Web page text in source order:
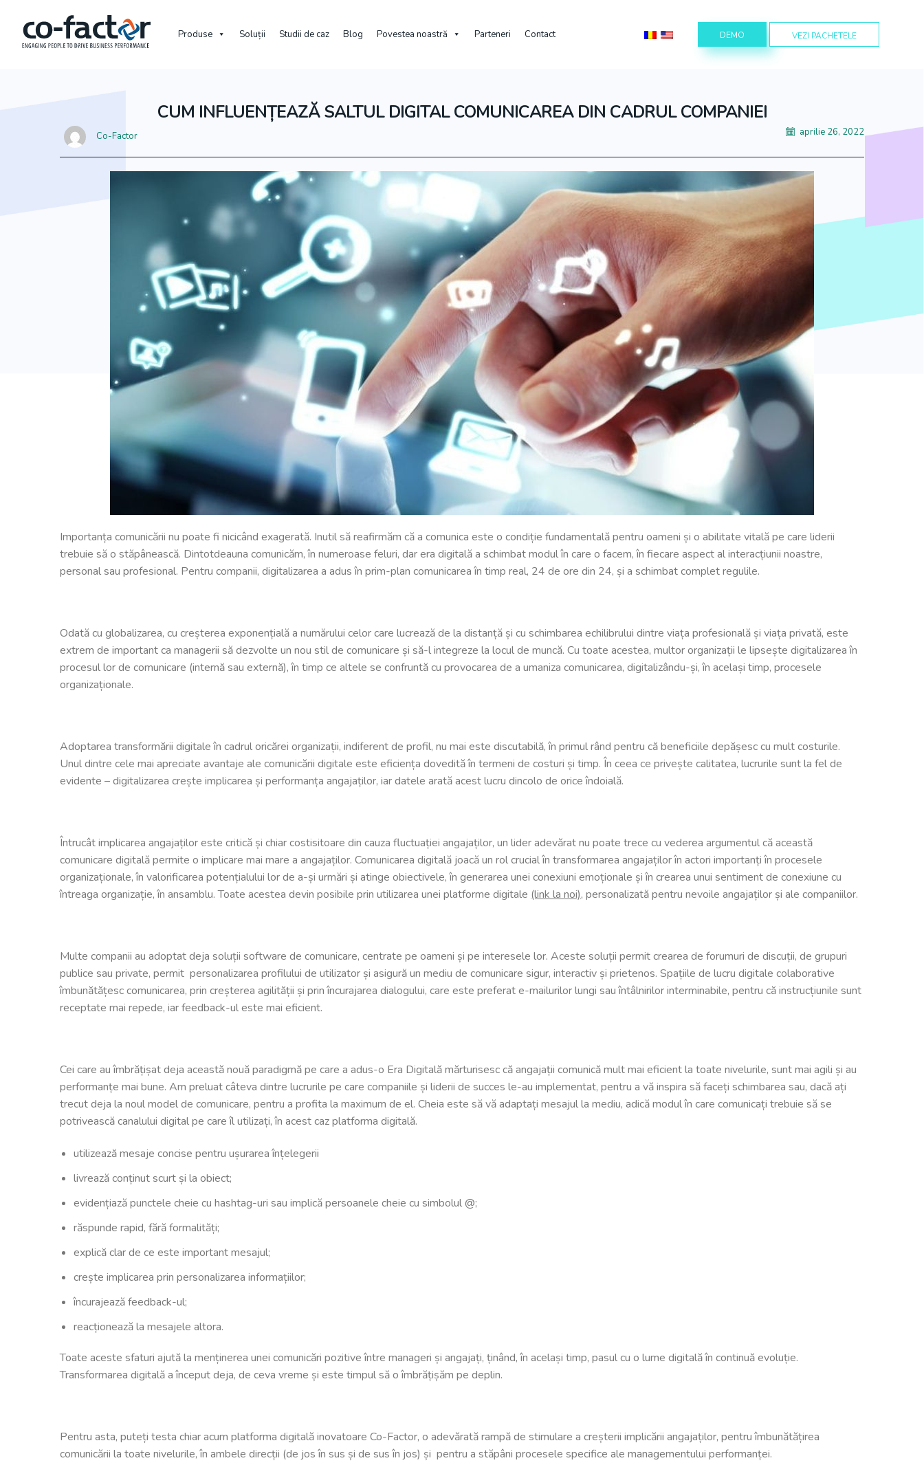
Produse Soluții Studii de caz Blog Povestea noastră Parteneri Contact DEMO VEZI PACHETELE
CUM INFLUENȚEAZĂ SALTUL DIGITAL COMUNICAREA DIN CADRUL COMPANIEI
Co-Factor aprilie 26, 2022
Importanța comunicării nu poate fi nicicând exagerată. Inutil să reafirmăm că a comunica este o condiție fundamentală pentru oameni și o abilitate vitală pe care liderii
trebuie să o stăpânească. Dintotdeauna comunicăm, în numeroase feluri, dar era digitală a schimbat modul în care o facem, în fiecare aspect al interacțiunii noastre,
personal sau profesional. Pentru companii, digitalizarea a adus în prim-plan comunicarea în timp real, 24 de ore din 24, și a schimbat complet regulile.
Odată cu globalizarea, cu creșterea exponențială a numărului celor care lucrează de la distanță și cu schimbarea echilibrului dintre viața profesională și viața privată, este
extrem de important ca managerii să dezvolte un nou stil de comunicare și să-l integreze la locul de muncă. Cu toate acestea, multor organizații le lipsește digitalizarea în
procesul lor de comunicare (internă sau externă), în timp ce altele se confruntă cu provocarea de a umaniza comunicarea, digitalizându-și, în același timp, procesele
organizaționale.
Adoptarea transformării digitale în cadrul oricărei organizații, indiferent de profil, nu mai este discutabilă, în primul rând pentru că beneficiile depășesc cu mult costurile.
Unul dintre cele mai apreciate avantaje ale comunicării digitale este eficiența dovedită în termeni de costuri și timp. În ceea ce privește calitatea, lucrurile sunt la fel de
evidente – digitalizarea crește implicarea și performanța angajaților, iar datele arată acest lucru dincolo de orice îndoială.
Întrucât implicarea angajaților este critică și chiar costisitoare din cauza fluctuației angajaților, un lider adevărat nu poate trece cu vederea argumentul că această
comunicare digitală permite o implicare mai mare a angajaților. Comunicarea digitală joacă un rol crucial în transformarea angajaților în actori importanți în procesele
organizaționale, în valorificarea potențialului lor de a-și urmări și atinge obiectivele, în generarea unei conexiuni emoționale și în crearea unui sentiment de conexiune cu
întreaga organizație, în ansamblu. Toate acestea devin posibile prin utilizarea unei platforme digitale (link la noi), personalizată pentru nevoile angajaților și ale companiilor.
Multe companii au adoptat deja soluții software de comunicare, centrate pe oameni și pe interesele lor. Aceste soluții permit crearea de forumuri de discuții, de grupuri
publice sau private, permit personalizarea profilului de utilizator și asigură un mediu de comunicare sigur, interactiv și prietenos. Spațiile de lucru digitale colaborative
îmbunătățesc comunicarea, prin creșterea agilității și prin încurajarea dialogului, care este preferat e-mailurilor lungi sau întâlnirilor interminabile, pentru că instrucțiunile sunt
receptate mai repede, iar feedback-ul este mai eficient.
Cei care au îmbrățișat deja această nouă paradigmă pe care a adus-o Era Digitală mărturisesc că angajații comunică mult mai eficient la toate nivelurile, sunt mai agili și au
performanțe mai bune. Am preluat câteva dintre lucrurile pe care companiile și liderii de succes le-au implementat, pentru a vă inspira să faceți schimbarea sau, dacă ați
trecut deja la noul model de comunicare, pentru a profita la maximum de el. Cheia este să vă adaptați mesajul la mediu, adică modul în care comunicați trebuie să se
potrivească canalului digital pe care îl utilizați, în acest caz platforma digitală.
utilizează mesaje concise pentru ușurarea înțelegerii
livrează conținut scurt și la obiect;
evidențiază punctele cheie cu hashtag-uri sau implică persoanele cheie cu simbolul @;
răspunde rapid, fără formalități;
explică clar de ce este important mesajul;
crește implicarea prin personalizarea informațiilor;
încurajează feedback-ul;
reacționează la mesajele altora.
Toate aceste sfaturi ajută la menținerea unei comunicări pozitive între manageri și angajați, ținând, în același timp, pasul cu o lume digitală în continuă evoluție.
Transformarea digitală a început deja, de ceva vreme și este timpul să o îmbrățișăm pe deplin.
Pentru asta, puteți testa chiar acum platforma digitală inovatoare Co-Factor, o adevărată rampă de stimulare a creșterii implicării angajaților, pentru îmbunătățirea
comunicării la toate nivelurile, în ambele direcții (de jos în sus și de sus în jos) și pentru a stăpâni procesele specifice ale managementului performanței.